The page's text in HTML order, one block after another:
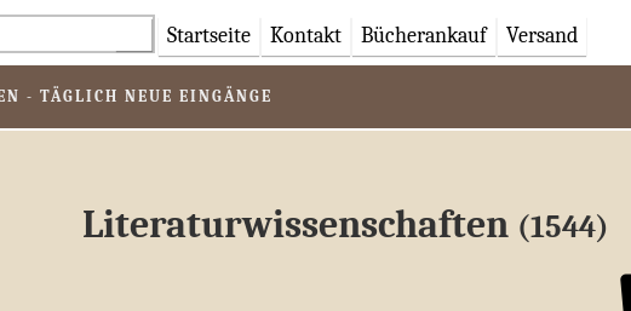
Startseite Kontakt Bücherankauf Versand
- TÄGLICH NEUE EINGÄNGE
Literaturwissenschaften (1544)